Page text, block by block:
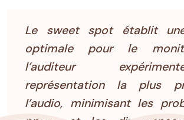
Le sweet spot établit
optimale pour le
l’auditeur
représentation la plus
l’audio, minimisant les